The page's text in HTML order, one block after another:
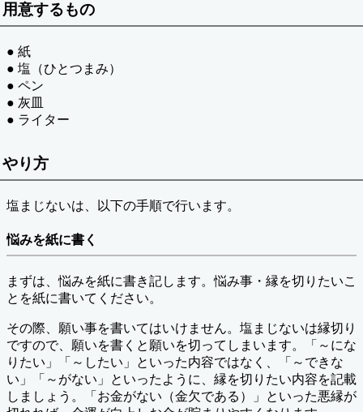
用意するもの
● 紙
● 塩（ひとつまみ）
● ペン
● 灰皿
● ライター
やり方
塩まじないは、以下の手順で行います。
悩みを紙に書く
まずは、悩みを紙に書き記します。悩み事・縁を切りたいこ
とを紙に書いてください。
その際、願い事を書いてはいけません。塩まじないは縁切り
ですので、願いを書くと願いを切ってしまいます。「～にな
りたい」「～したい」といった内容ではなく、「～できな
い」「～がない」といったように、縁を切りたい内容を記載
しましょう。「お金がない（金欠である）」といった悪縁が